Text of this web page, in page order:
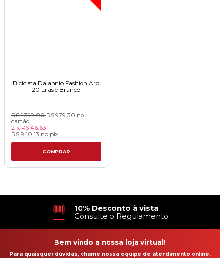
Bicicleta Dalannio Fashion Aro
20 Lilas e Brancoㅤㅤㅤㅤㅤㅤㅤ
R$ 1.399,00R$ 979,30 no
cartão
21x R$ 46,63
R$ 940,13 no pix
COMPRAR
10% Desconto à vista
Consulte o Regulamento
Bem vindo a nossa loja virtual!
Para quaisquer dúvidas, chame nossa equipe de atendimento online.